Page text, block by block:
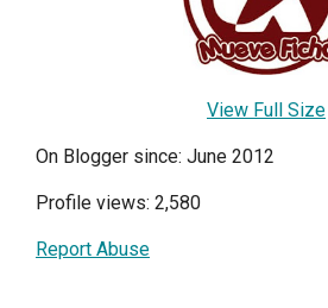
View Full Size
On Blogger since: June 2012
Profile views: 2,580
Report Abuse